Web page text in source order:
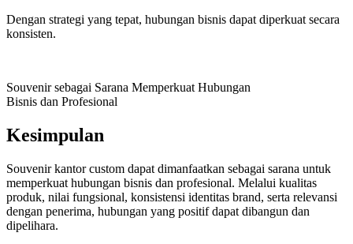
Dengan strategi yang tepat, hubungan bisnis dapat diperkuat secara
konsisten.
Souvenir sebagai Sarana Memperkuat Hubungan
Bisnis dan Profesional
Kesimpulan
Souvenir kantor custom dapat dimanfaatkan sebagai sarana untuk
memperkuat hubungan bisnis dan profesional. Melalui kualitas
produk, nilai fungsional, konsistensi identitas brand, serta relevansi
dengan penerima, hubungan yang positif dapat dibangun dan
dipelihara.